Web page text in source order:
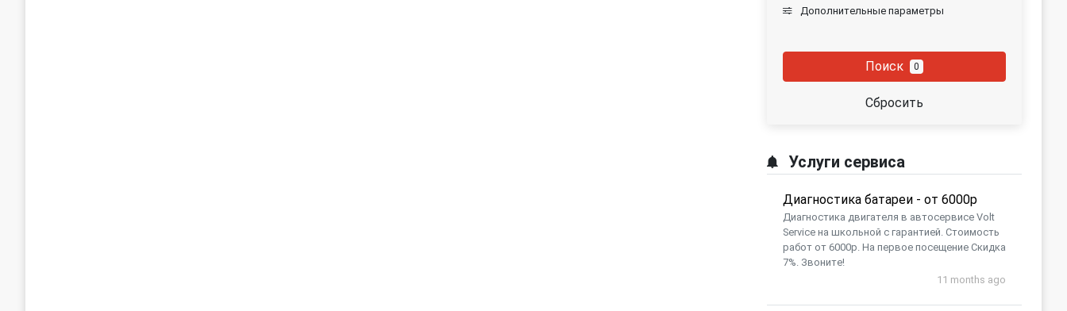
Дополнительные параметры
Поиск 0
Сбросить
Услуги сервиса
Диагностика батареи - от 6000р
Диагностика двигателя в автосервисе Volt
Service на школьной с гарантией. Стоимость
работ от 6000р. На первое посещение Скидка
7%. Звоните!
11 months ago